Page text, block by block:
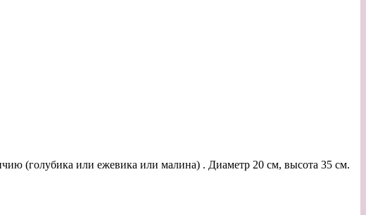
(голубика или ежевика или малина) . Диаметр 20 см, высота 35 см.